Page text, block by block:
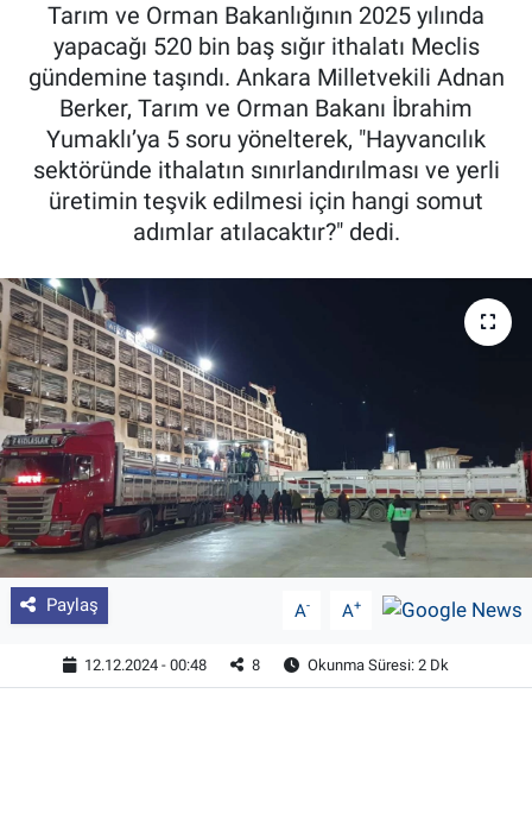
Tarım ve Orman Bakanlığının 2025 yılında
yapacağı 520 bin baş sığır ithalatı Meclis
gündemine taşındı. Ankara Milletvekili Adnan
Berker, Tarım ve Orman Bakanı İbrahim
Yumaklı’ya 5 soru yönelterek, "Hayvancılık
sektöründe ithalatın sınırlandırılması ve yerli
üretimin teşvik edilmesi için hangi somut
adımlar atılacaktır?" dedi.
Paylaş A- A+
12.12.2024 - 00:48 8 Okunma Süresi: 2 Dk
TZOB
Tarım Kredi Kooperatifleri
Pankobirlik
Et fiyatları
Tarım Bilgisi
Yetiştirici Soruyor
Dünyada Tarım
Üretici Birlikleri
Şeker ve Şekerli Mamüller
Tahıllar ve Baklagiller
Haber Arşivi